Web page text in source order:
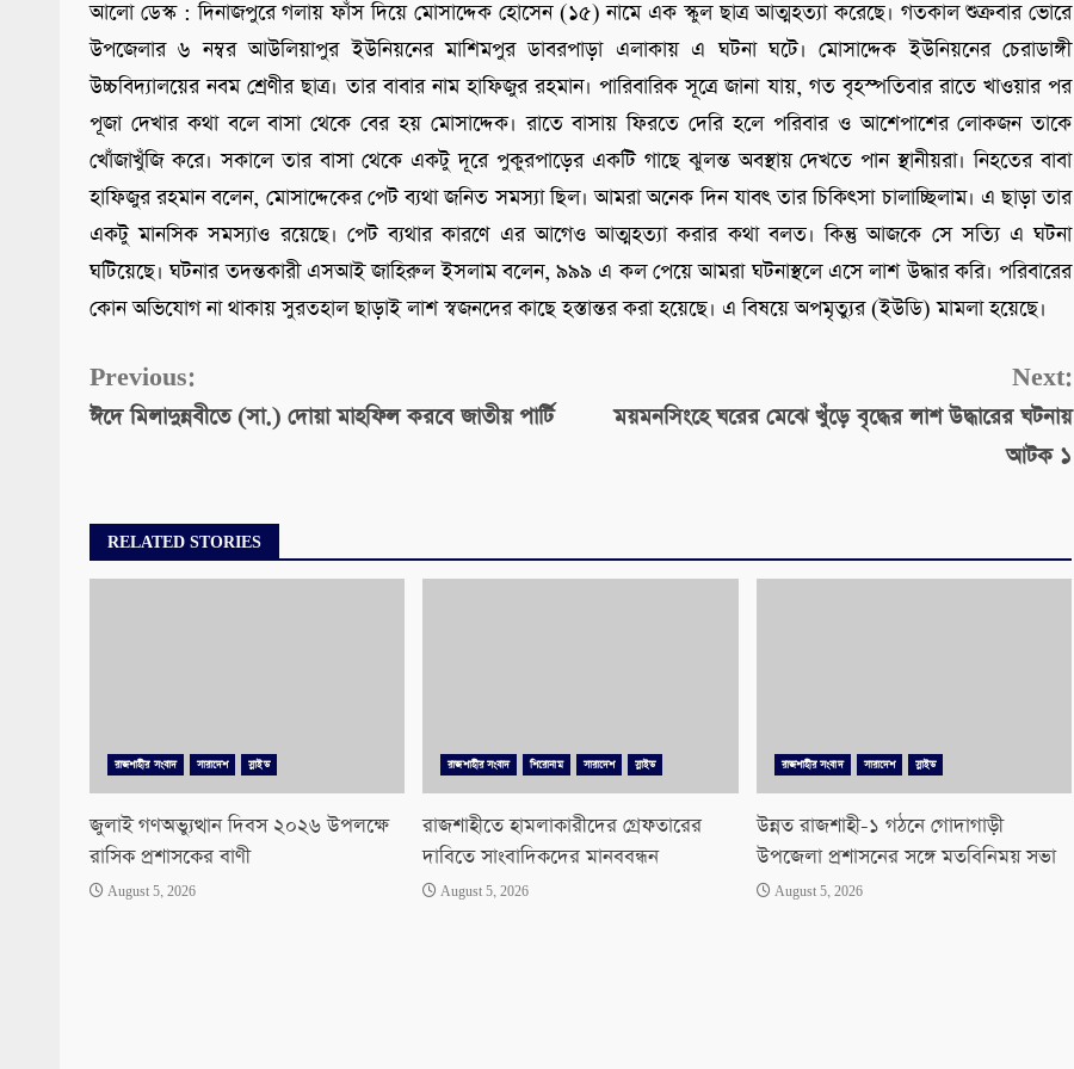
আলো ডেস্ক : দিনাজপুরে গলায় ফাঁস দিয়ে মোসাদ্দেক হোসেন (১৫) নামে এক স্কুল ছাত্র আত্মহত্যা করেছে। গতকাল শুক্রবার ভোরে
উপজেলার ৬ নম্বর আউলিয়াপুর ইউনিয়নের মাশিমপুর ডাবরপাড়া এলাকায় এ ঘটনা ঘটে। মোসাদ্দেক ইউনিয়নের চেরাডাঙ্গী
উচ্চবিদ্যালয়ের নবম শ্রেণীর ছাত্র। তার বাবার নাম হাফিজুর রহমান। পারিবারিক সূত্রে জানা যায়, গত বৃহস্পতিবার রাতে খাওয়ার পর
পূজা দেখার কথা বলে বাসা থেকে বের হয় মোসাদ্দেক। রাতে বাসায় ফিরতে দেরি হলে পরিবার ও আশেপাশের লোকজন তাকে
খোঁজাখুঁজি করে। সকালে তার বাসা থেকে একটু দূরে পুকুরপাড়ের একটি গাছে ঝুলন্ত অবস্থায় দেখতে পান স্থানীয়রা। নিহতের বাবা
হাফিজুর রহমান বলেন, মোসাদ্দেকের পেট ব্যথা জনিত সমস্যা ছিল। আমরা অনেক দিন যাবৎ তার চিকিৎসা চালাচ্ছিলাম। এ ছাড়া তার
একটু মানসিক সমস্যাও রয়েছে। পেট ব্যথার কারণে এর আগেও আত্মহত্যা করার কথা বলত। কিন্তু আজকে সে সত্যি এ ঘটনা
ঘটিয়েছে। ঘটনার তদন্তকারী এসআই জাহিরুল ইসলাম বলেন, ৯৯৯ এ কল পেয়ে আমরা ঘটনাস্থলে এসে লাশ উদ্ধার করি। পরিবারের
কোন অভিযোগ না থাকায় সুরতহাল ছাড়াই লাশ স্বজনদের কাছে হস্তান্তর করা হয়েছে। এ বিষয়ে অপমৃত্যুর (ইউডি) মামলা হয়েছে।
Continue
Reading
Previous:
ঈদে মিলাদুন্নবীতে (সা.) দোয়া মাহফিল করবে জাতীয় পার্টি
Next:
ময়মনসিংহে ঘরের মেঝে খুঁড়ে বৃদ্ধের লাশ উদ্ধারের ঘটনায়
আটক ১
RELATED STORIES
রাজশাহীর সংবাদ সারাদেশ স্লাইড
জুলাই গণঅভ্যুত্থান দিবস ২০২৬ উপলক্ষে
রাসিক প্রশাসকের বাণী
August 5, 2026
রাজশাহীর সংবাদ শিরোনাম সারাদেশ স্লাইড
রাজশাহীতে হামলাকারীদের গ্রেফতারের
দাবিতে সাংবাদিকদের মানববন্ধন
August 5, 2026
রাজশাহীর সংবাদ সারাদেশ স্লাইড
উন্নত রাজশাহী-১ গঠনে গোদাগাড়ী
উপজেলা প্রশাসনের সঙ্গে মতবিনিময় সভা
August 5, 2026